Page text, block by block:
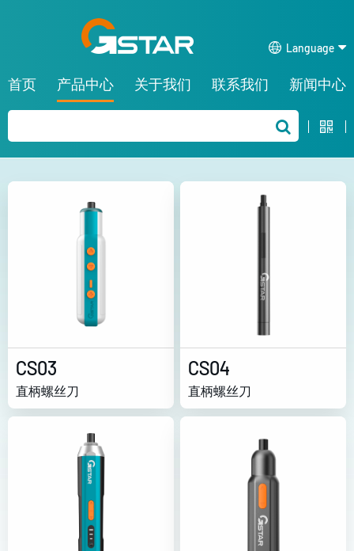
Language
首页 产品中心 关于我们 联系我们 新闻中心
CS03
直柄螺丝刀
CS04
直柄螺丝刀